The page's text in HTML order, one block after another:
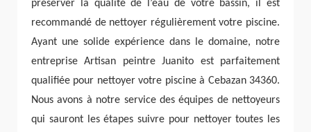
préserver la qualité de l’eau de votre bassin, il est
recommandé de nettoyer régulièrement votre piscine.
Ayant une solide expérience dans le domaine, notre
entreprise Artisan peintre Juanito est parfaitement
qualifiée pour nettoyer votre piscine à Cebazan 34360.
Nous avons à notre service des équipes de nettoyeurs
qui sauront les étapes suivre pour nettoyer toutes les